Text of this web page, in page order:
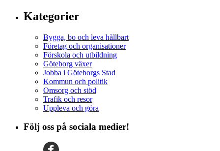
Kategorier
Bygga, bo och leva hållbart
Företag och organisationer
Förskola och utbildning
Göteborg växer
Jobba i Göteborgs Stad
Kommun och politik
Omsorg och stöd
Trafik och resor
Uppleva och göra
Följ oss på sociala medier!